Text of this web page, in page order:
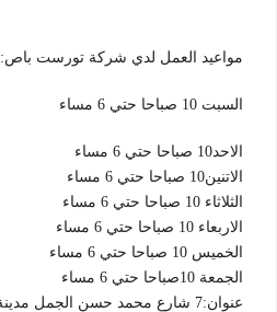
مواعيد العمل لدي شركة تورست باص:
السبت 10 صباحا حتي 6 مساء
الاحد10 صباحا حتي 6 مساء
الاتنين10 صباحا حتي 6 مساء
الثلاثاء 10 صباحا حتي 6 مساء
الاربعاء 10 صباحا حتي 6 مساء
الخميس 10 صباحا حتي 6 مساء
الجمعة 10صباحا حتي 6 مساء
عنوان:7 شارع محمد حسن الجمل مدينة نصر عباس العقاد